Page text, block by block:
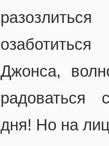
Джонса,
радоваться
дня! Но на